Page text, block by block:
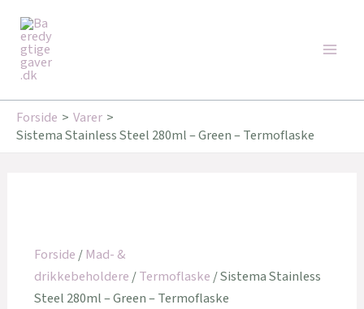
indholdet
Forside
Varer
Sistema Stainless Steel 280ml – Green – Termoflaske
Forside/Mad- &
drikkebeholdere/Termoflaske/ Sistema Stainless
Steel 280ml – Green – Termoflaske
Tilbud!
Tilbud!
349,95 kr..260,00 kr..
Tilbud!
Tilbud!
179,95 kr..162,00 kr..
Tilbud!
Tilbud!
179,00 kr..143,20 kr..